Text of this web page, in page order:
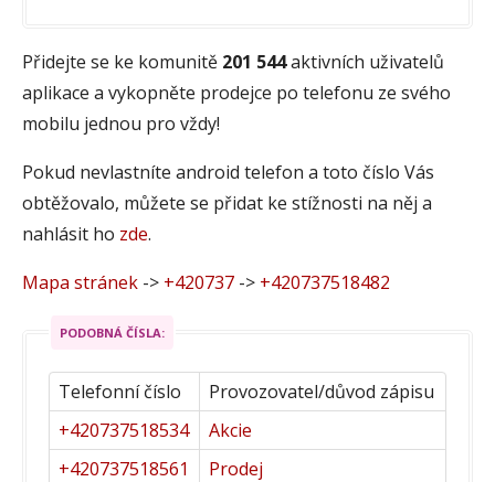
Přidejte se ke komunitě 201 544aktivních uživatelů
aplikace a vykopněte prodejce po telefonu ze svého
mobilu jednou pro vždy!
Pokud nevlastníte android telefon a toto číslo Vás
obtěžovalo, můžete se přidat ke stížnosti na něj a
nahlásit ho zde.
Mapa stránek -> +420737 -> +420737518482
PODOBNÁ ČÍSLA:
Telefonní číslo
Provozovatel/důvod zápisu
+420737518534
Akcie
+420737518561
Prodej